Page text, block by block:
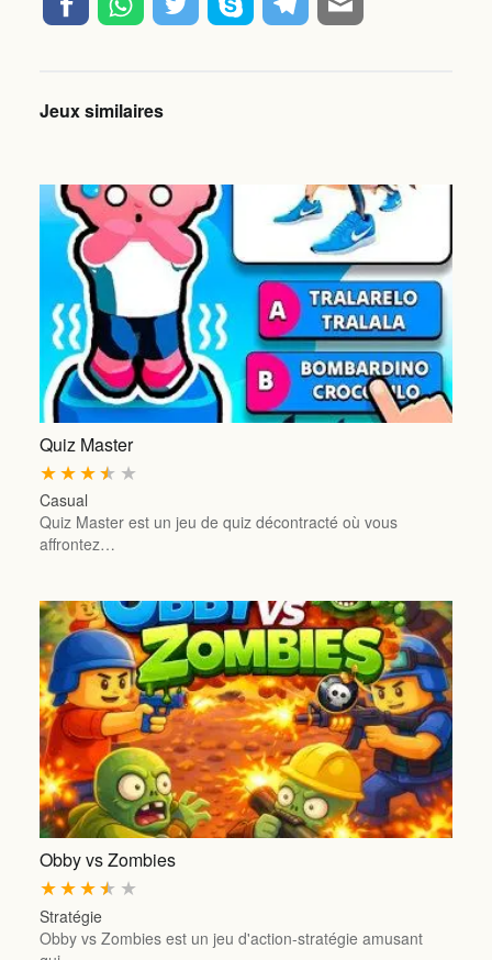
Jeux similaires
Quiz Master
★
★
★
★
★
Casual
Quiz Master est un jeu de quiz décontracté où vous
affrontez…
Obby vs Zombies
★
★
★
★
★
Stratégie
Obby vs Zombies est un jeu d'action-stratégie amusant